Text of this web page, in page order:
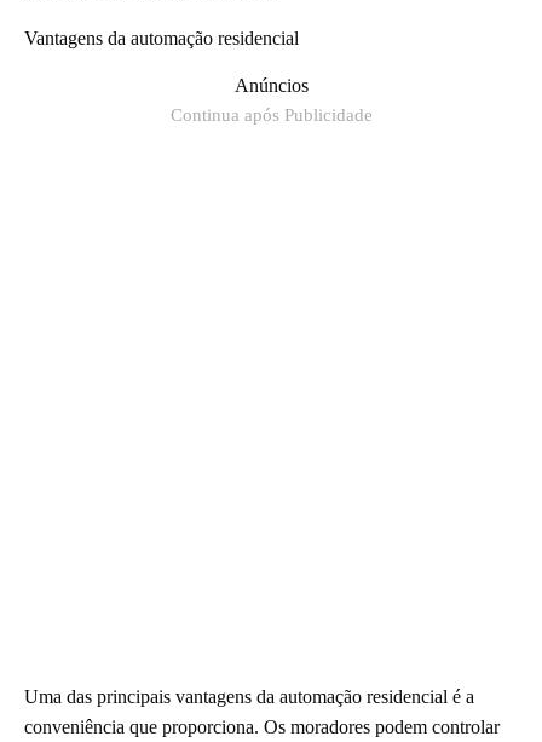
Vantagens da automação residencial
Anúncios
Continua após Publicidade
Uma das principais vantagens da automação residencial é a
conveniência que proporciona. Os moradores podem controlar